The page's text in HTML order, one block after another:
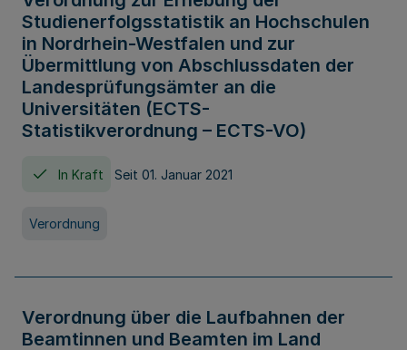
Studienerfolgsstatistik an Hochschulen
in Nordrhein-Westfalen und zur
Übermittlung von Abschlussdaten der
Landesprüfungsämter an die
Universitäten (ECTS-
Statistikverordnung – ECTS-VO)
In Kraft Seit 01. Januar 2021
Verordnung
Verordnung über die Laufbahnen der
Beamtinnen und Beamten im Land